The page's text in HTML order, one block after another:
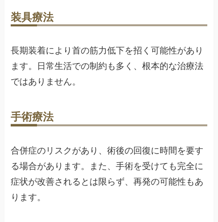
装具療法
長期装着により首の筋力低下を招く可能性があり
ます。日常生活での制約も多く、根本的な治療法
ではありません。
手術療法
合併症のリスクがあり、術後の回復に時間を要す
る場合があります。また、手術を受けても完全に
症状が改善されるとは限らず、再発の可能性もあ
ります。